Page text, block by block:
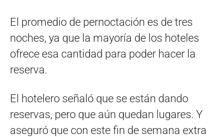
El promedio de pernoctación es de tres
noches, ya que la mayoría de los hoteles
ofrece esa cantidad para poder hacer la
reserva.
El hotelero señaló que se están dando
reservas, pero que aún quedan lugares. Y
aseguró que con este fin de semana extra